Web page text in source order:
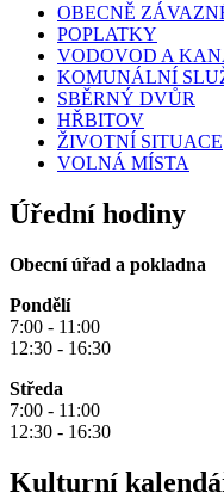
OBECNĚ
POPLATKY
VODOVOD A
KOMUNÁLNÍ
SBĚRNÝ DVŮR
HŘBITOV
ŽIVOTNÍ SITUACE
VOLNÁ MÍSTA
Úřední hodiny
Obecní úřad a pokladna
Pondělí
7:00 - 11:00
12:30 - 16:30
Středa
7:00 - 11:00
12:30 - 16:30
Kulturní